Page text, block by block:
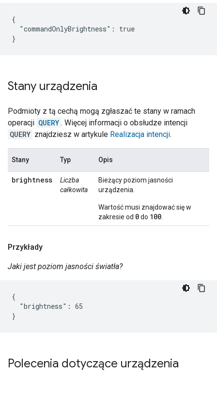
{
  "commandOnlyBrightness": true
}
Stany urządzenia
Podmioty z tą cechą mogą zgłaszać te stany w ramach
operacji QUERY . Więcej informacji o obsłudze intencji
QUERY znajdziesz w artykule Realizacja intencji.
Stany Typ Opis
brightness
Liczba
całkowita
Bieżący poziom jasności
urządzenia.
Wartość musi znajdować się w
zakresie od 0do 100
Przykłady
Jaki jest poziom jasności światła?
{
  "brightness": 65
}
Polecenia dotyczące urządzenia